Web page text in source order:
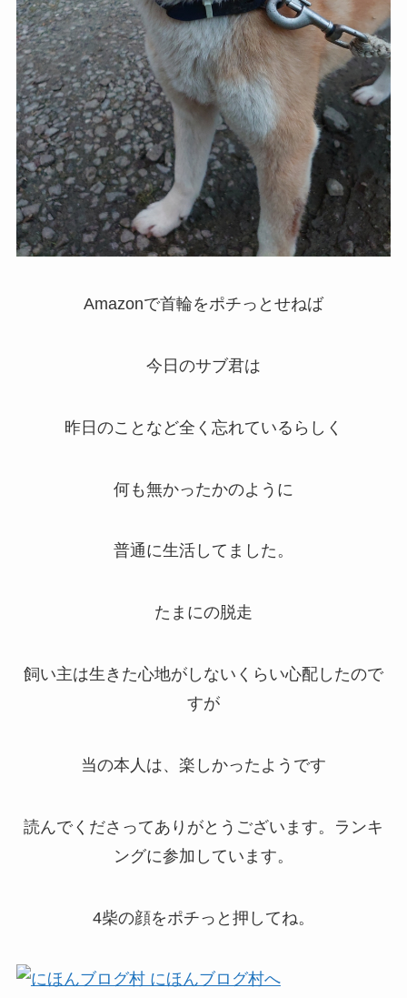
Amazonで首輪をポチっとせねば
今日のサブ君は
昨日のことなど全く忘れているらしく
何も無かったかのように
普通に生活してました。
たまにの脱走
飼い主は生きた心地がしないくらい心配したので
すが
当の本人は、楽しかったようです
読んでくださってありがとうございます。ランキ
ングに参加しています。
4柴の顔をポチっと押してね。